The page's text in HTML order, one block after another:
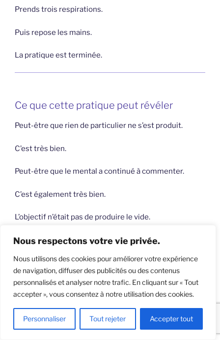
Nous respectons votre vie privée.
Nous utilisons des cookies pour améliorer votre expérience
de navigation, diffuser des publicités ou des contenus
personnalisés et analyser notre trafic. En cliquant sur « Tout
accepter », vous consentez à notre utilisation des cookies.
Personnaliser Tout rejeter Accepter tout
Prends trois respirations.
Puis repose les mains.
La pratique est terminée.
Ce que cette pratique peut révéler
Peut-être que rien de particulier ne s’est produit.
C’est très bien.
Peut-être que le mental a continué à commenter.
C’est également très bien.
L’objectif n’était pas de produire le vide.
Le vide fabriqué devient encore une chose à défendre.
L’objectif était plus simple :
remarquer qu’une pensée n’occupe jamais réellement
tout l’espace.
Elle donne cette impression parce que l’attention se
contracte autour d’elle.